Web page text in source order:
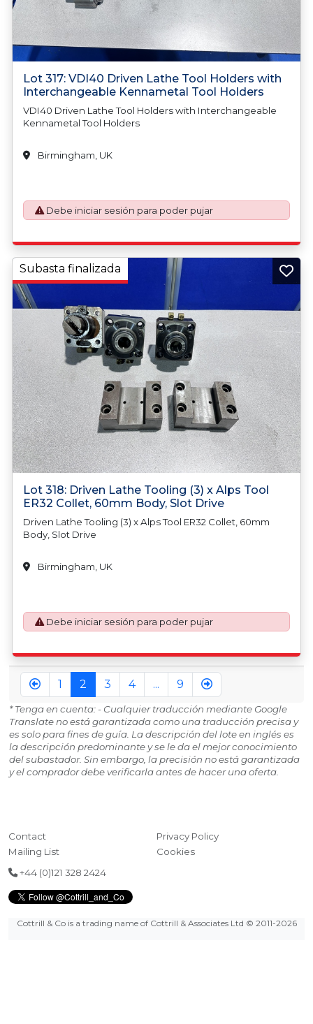
Lot 317: VDI40 Driven Lathe Tool Holders with
Interchangeable Kennametal Tool Holders
VDI40 Driven Lathe Tool Holders with Interchangeable
Kennametal Tool Holders
Birmingham, UK
Debe iniciar sesión para poder pujar
Lot 318: Driven Lathe Tooling (3) x Alps Tool
ER32 Collet, 60mm Body, Slot Drive
Driven Lathe Tooling (3) x Alps Tool ER32 Collet, 60mm
Body, Slot Drive
Subasta finalizada
Birmingham, UK
Debe iniciar sesión para poder pujar
1 2 3 4 ... 9
* Tenga en cuenta: - Cualquier traducción mediante Google
Translate no está garantizada como una traducción precisa y
es solo para fines de guía. La descripción del lote en inglés es
la descripción predominante y se le da el mejor conocimiento
del subastador. Sin embargo, la precisión no está garantizada
y el comprador debe verificarla antes de hacer una oferta.
Contact
Mailing List
Privacy Policy
Cookies
+44 (0)121 328 2424
Cottrill & Co is a trading name of Cottrill & Associates Ltd © 2011-2026